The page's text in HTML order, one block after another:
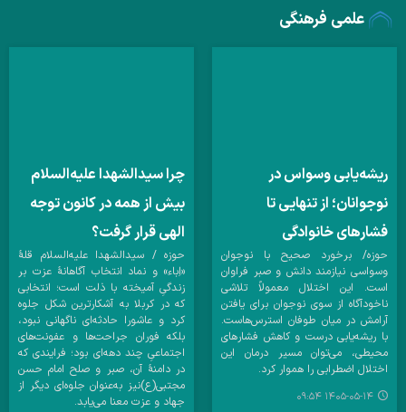
علمی فرهنگی
ریشه‌یابی وسواس در
نوجوانان؛ از تنهایی تا
فشارهای خانوادگی
حوزه/ برخورد صحیح با نوجوان
وسواسی نیازمند دانش و صبر فراوان
است. این اختلال معمولاً تلاشی
ناخودآگاه از سوی نوجوان برای یافتن
آرامش در میان طوفان استرس‌هاست.
با ریشه‌یابی درست و کاهش فشارهای
محیطی، می‌توان مسیر درمان این
اختلال اضطرابی را هموار کرد.
۱۴۰۵-۰۵-۱۴ ۰۹:۵۴
چرا سیدالشهدا علیه‌السلام
بیش از همه در کانون توجه
الهی قرار گرفت؟
حوزه / سیدالشهدا علیه‌السلام قلهٔ
«اِباء» و نماد انتخاب آگاهانهٔ عزت بر
زندگیِ آمیخته با ذلت است؛ انتخابی
که در کربلا به آشکارترین شکل جلوه
کرد و عاشورا حادثه‌ای ناگهانی نبود،
بلکه فوران جراحت‌ها و عفونت‌های
اجتماعیِ چند دهه‌ای بود؛ فرایندی که
در دامنهٔ آن، صبر و صلح امام حسن
مجتبی(ع)نیز به‌عنوان جلوه‌ای دیگر از
جهاد و عزت معنا می‌یابد.